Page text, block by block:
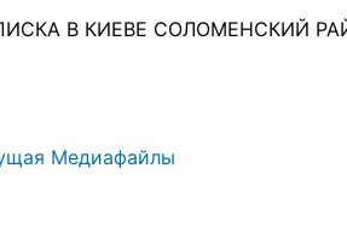
В КИЕВЕ СОЛОМЕНСКИЙ
Медиафайлы